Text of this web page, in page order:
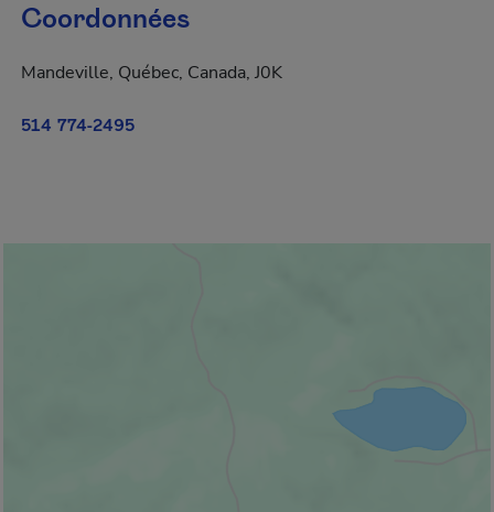
Coordonnées
Mandeville, Québec, Canada, J0K
514 774-2495